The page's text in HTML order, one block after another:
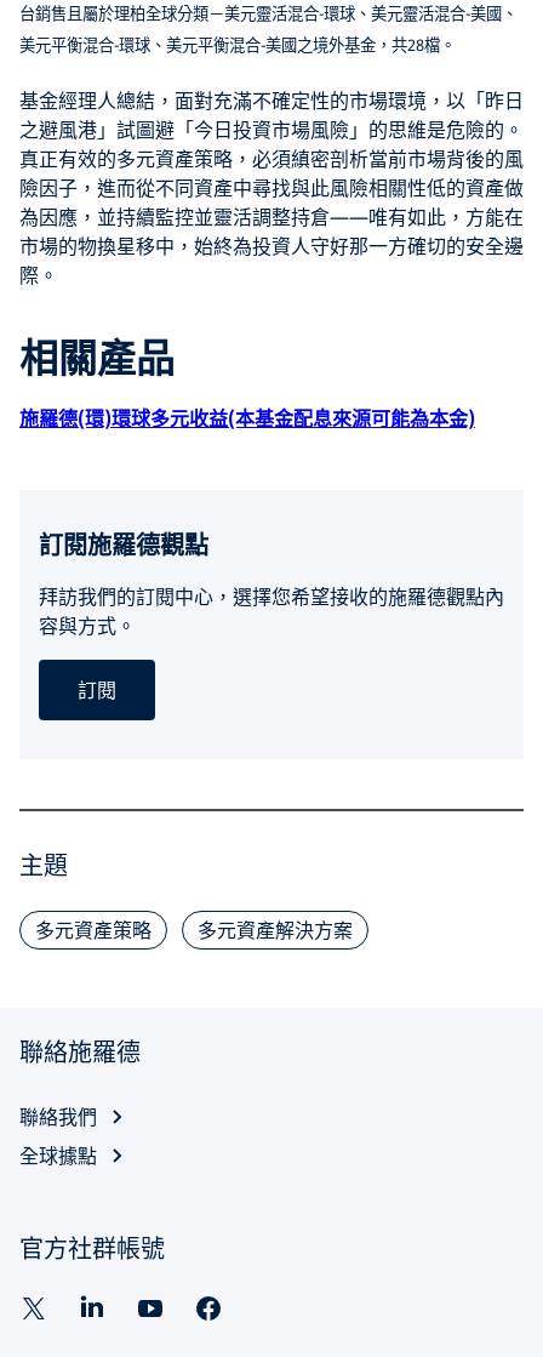
台銷售且屬於理柏全球分類－美元靈活混合-環球、美元靈活混合-美國、
美元平衡混合-環球、美元平衡混合-美國之境外基金，共28檔。
基金經理人總結，面對充滿不確定性的市場環境，以「昨日
之避風港」試圖避「今日投資市場風險」的思維是危險的。
真正有效的多元資產策略，必須縝密剖析當前市場背後的風
險因子，進而從不同資產中尋找與此風險相關性低的資產做
為因應，並持續監控並靈活調整持倉——唯有如此，方能在
市場的物換星移中，始終為投資人守好那一方確切的安全邊
際。
相關產品
施羅德(環)環球多元收益(本基金配息來源可能為本金)
訂閱施羅德觀點
拜訪我們的訂閱中心，選擇您希望接收的施羅德觀點內
容與方式。
訂閱
主題
多元資產策略 多元資產解決方案
聯絡施羅德
聯絡我們
全球據點
官方社群帳號